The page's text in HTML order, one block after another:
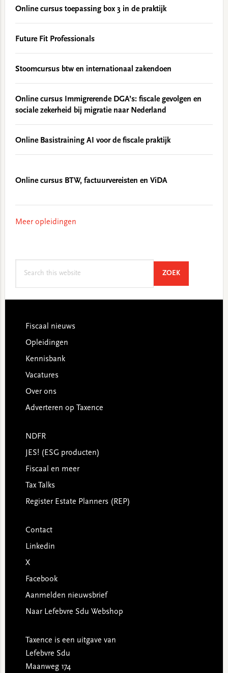
Online cursus toepassing box 3 in de praktijk
Future Fit Professionals
Stoomcursus btw en internationaal zakendoen
Online cursus Immigrerende DGA’s: fiscale gevolgen en
sociale zekerheid bij migratie naar Nederland
Online Basistraining AI voor de fiscale praktijk
Online cursus BTW, factuurvereisten en ViDA
Meer opleidingen
ZOEKSEARCH
Footer
Fiscaal nieuws
Opleidingen
Kennisbank
Vacatures
Over ons
Adverteren op Taxence
NDFR
JES! (ESG producten)
Fiscaal en meer
Tax Talks
Register Estate Planners (REP)
Contact
Linkedin
X
Facebook
Aanmelden nieuwsbrief
Naar Lefebvre Sdu Webshop
Taxence is een uitgave van
Lefebvre Sdu
Maanweg 174